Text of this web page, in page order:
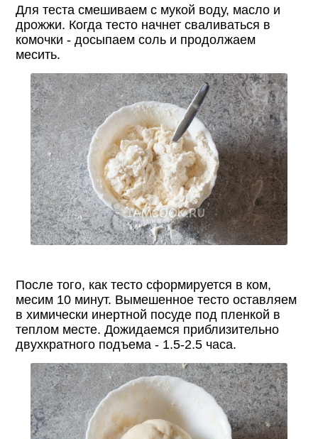
Для теста смешиваем с мукой воду, масло и
дрожжи. Когда тесто начнет сваливаться в
комочки - досыпаем соль и продолжаем
месить.
После того, как тесто сформируется в ком,
месим 10 минут. Вымешенное тесто оставляем
в химически инертной посуде под пленкой в
теплом месте. Дожидаемся приблизительно
двухкратного подъема - 1.5-2.5 часа.